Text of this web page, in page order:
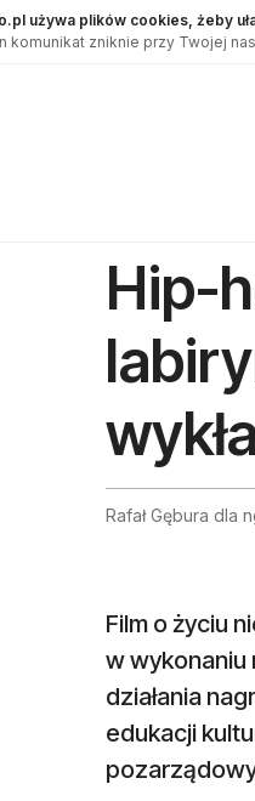
używa plików cookies, żeby
komunikat zniknie przy Twojej
Hip-
Rafał Gębura dla
Film o życiu
w wykonaniu
działania
edukacji